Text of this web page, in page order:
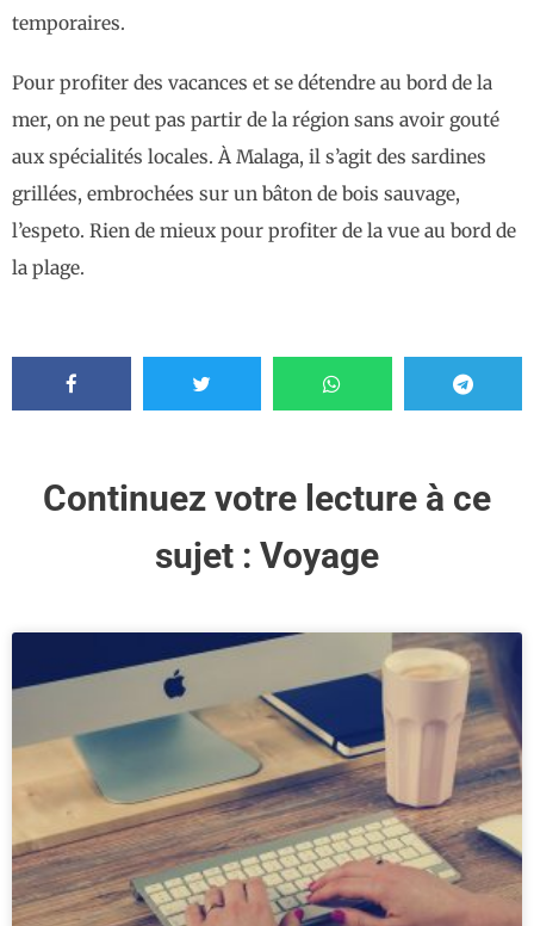
temporaires.
Pour profiter des vacances et se détendre au bord de la
mer, on ne peut pas partir de la région sans avoir gouté
aux spécialités locales. À Malaga, il s’agit des sardines
grillées, embrochées sur un bâton de bois sauvage,
l’espeto. Rien de mieux pour profiter de la vue au bord de
la plage.
Continuez votre lecture à ce
sujet : Voyage